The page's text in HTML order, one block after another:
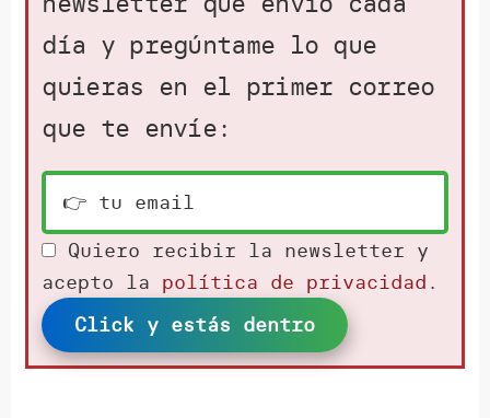
día y pregúntame lo que
quieras en el primer correo
que te envíe:
Quiero recibir la newsletter y
acepto la política de privacidad .
Click y estás dentro